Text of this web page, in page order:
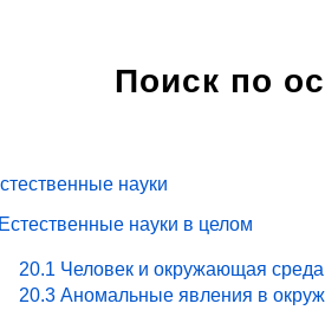
Поиск по
науки
науки в целом
20.1 Человек и окружающая
20.3 Аномальные явления в